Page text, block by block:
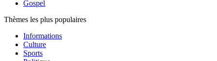
Gospel
Thèmes les plus populaires
Informations
Culture
Sports